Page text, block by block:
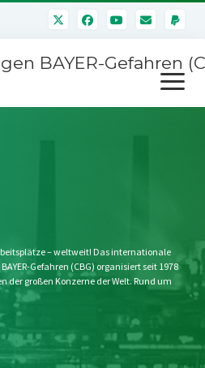
BAYER-Gefahren
Menü
öffnen
– weltweit! Das internationale
Gefahren (CBG) organisiert seit 1978
der großen Konzerne der Welt. Rund um